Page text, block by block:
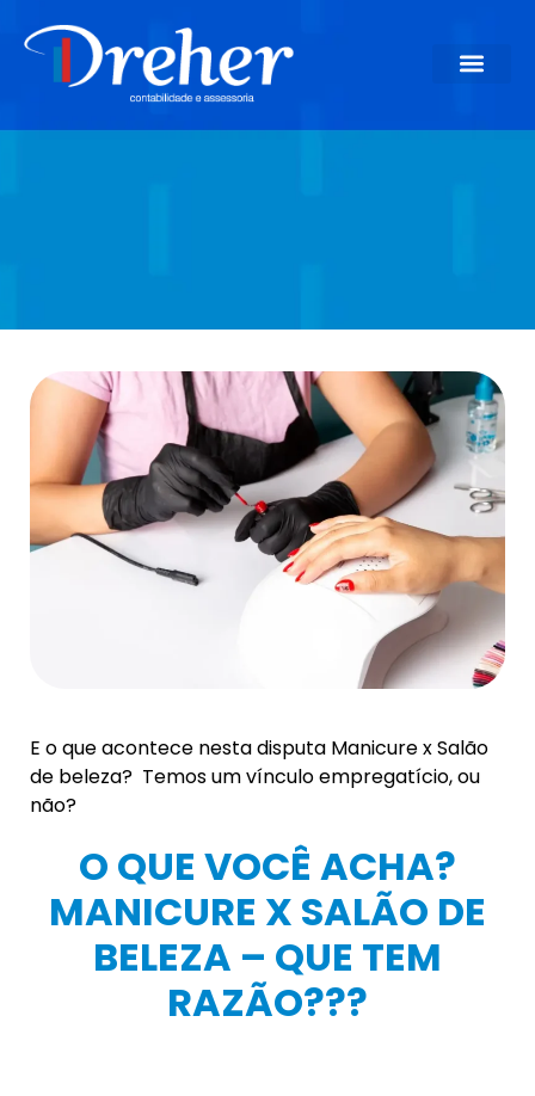
E o que acontece nesta disputa Manicure x Salão
de beleza? Temos um vínculo empregatício, ou
não?
O QUE VOCÊ ACHA?
MANICURE X SALÃO DE
BELEZA – QUE TEM
RAZÃO???